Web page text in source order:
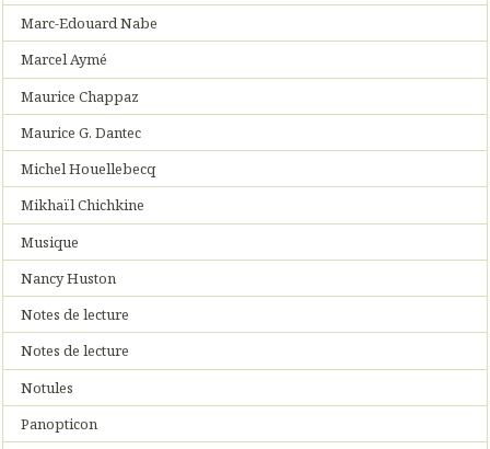
Marc-Edouard Nabe
Marcel Aymé
Maurice Chappaz
Maurice G. Dantec
Michel Houellebecq
Mikhaïl Chichkine
Musique
Nancy Huston
Notes de lecture
Notes de lecture
Notules
Panopticon